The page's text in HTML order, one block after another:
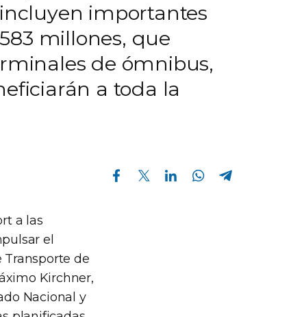
importantes
millones, que
de ómnibus,
a toda la
Compartir en Facebook Compartir en Twitter Compartir en Linkedin Compartir en Whatsapp
a las
el
de
Kirchner,
Nacional y